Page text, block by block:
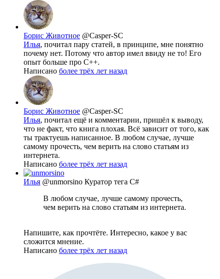
Борис Животное @Casper-SC
Илья, почитал пару статей, в принципе, мне понятно
почему нет. Потому что автор имел ввиду не то! Его
опыт больше про С++.
Написано более трёх лет назад
Борис Животное @Casper-SC
Илья, почитал ещё и комментарии, пришёл к выводу,
что не факт, что книга плохая. Всё зависит от того, как
ты трактуешь написанное. В любом случае, лучше
самому прочесть, чем верить на слово статьям из
интернета.
Написано более трёх лет назад
Илья @unmorsino Куратор тега C#
В любом случае, лучше самому прочесть,
чем верить на слово статьям из интернета.
Напишите, как прочтёте. Интересно, какое у вас
сложится мнение.
Написано более трёх лет назад